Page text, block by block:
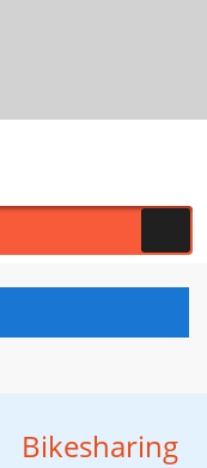
Bikesharing